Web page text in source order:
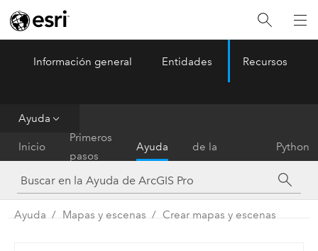
ArcGIS Pro Menu
Información general Entidades Recursos
Ayuda
Inicio
Primeros
pasos
Ayuda
de la
herramienta
Python
Ayuda Mapas y escenas Crear mapas y escenas